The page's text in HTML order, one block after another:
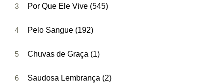
3 Por Que Ele Vive (545)
4 Pelo Sangue (192)
5 Chuvas de Graça (1)
6 Saudosa Lembrança (2)